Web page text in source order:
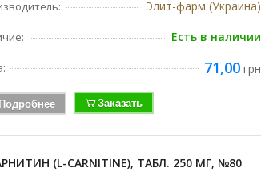
Элит-фарм (Украина)
Есть в наличии
71,00грн
Подробнее Заказать
(L-CARNITINE), ТАБЛ. 250 МГ, №80